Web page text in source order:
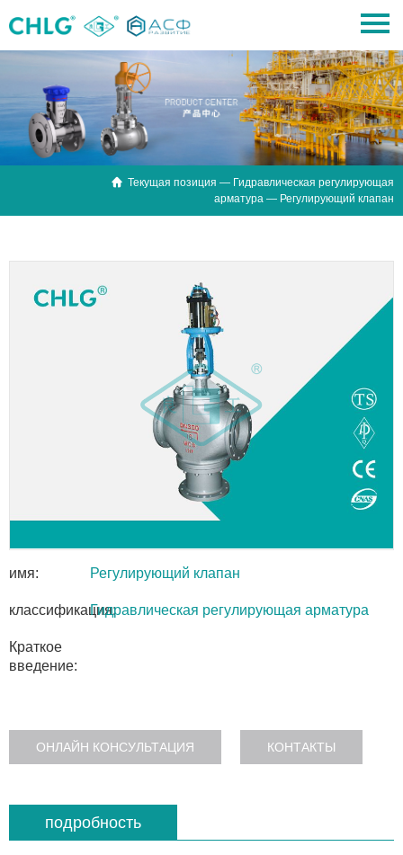
 Текущая позиция — Гидравлическая регулирующая
арматура — Регулирующий клапан
имя: Регулирующий клапан
классификация:Гидравлическая регулирующая арматура
Краткое
введение:
ОНЛАЙН КОНСУЛЬТАЦИЯ КОНТАКТЫ
подробность